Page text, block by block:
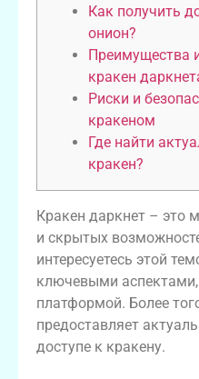
Как получить
онион?
Преимущества
кракен
Риски и
кракеном
Где найти
кракен?
Кракен даркнет – это
и скрытых
интересуетесь этой
ключевыми
платформой. Более
предоставляет
доступе к кракену.